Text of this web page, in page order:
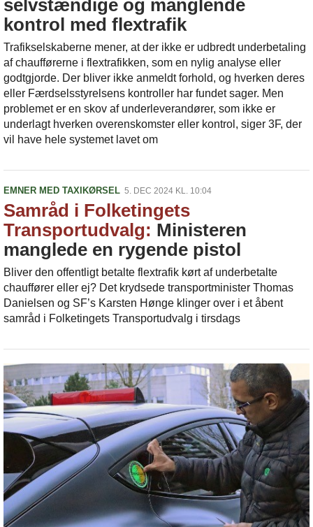
selvstændige og manglende
kontrol med flextrafik
Trafikselskaberne mener, at der ikke er udbredt underbetaling
af chaufførerne i flextrafikken, som en nylig analyse eller
godtgjorde. Der bliver ikke anmeldt forhold, og hverken deres
eller Færdselsstyrelsens kontroller har fundet sager. Men
problemet er en skov af underleverandører, som ikke er
underlagt hverken overenskomster eller kontrol, siger 3F, der
vil have hele systemet lavet om
EMNER MED TAXIKØRSEL 5. DEC 2024 KL. 10:04
Samråd i Folketingets
Transportudvalg: Ministeren
manglede en rygende pistol
Bliver den offentligt betalte flextrafik kørt af underbetalte
chauffører eller ej? Det krydsede transportminister Thomas
Danielsen og SF’s Karsten Hønge klinger over i et åbent
samråd i Folketingets Transportudvalg i tirsdags